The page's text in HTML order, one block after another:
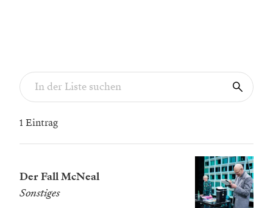
1 Eintrag
Der Fall McNeal
Sonstiges